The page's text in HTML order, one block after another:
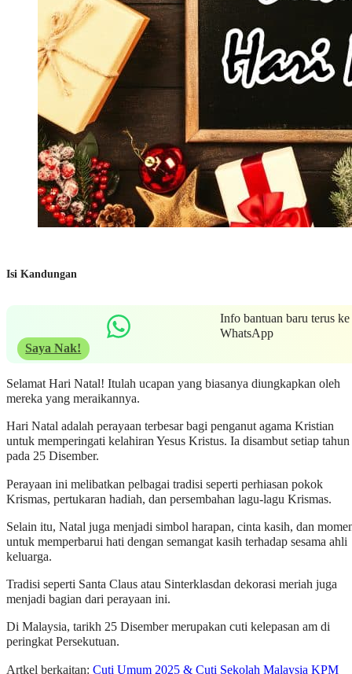
Isi Kandungan
Info bantuan baru terus ke
WhatsApp
Saya Nak!
Selamat Hari Natal! Itulah ucapan yang biasanya diungkapkan oleh
mereka yang meraikannya.
Hari Natal adalah perayaan terbesar bagi penganut agama Kristian
untuk memperingati kelahiran Yesus Kristus. Ia disambut setiap tahun
pada 25 Disember.
Perayaan ini melibatkan pelbagai tradisi seperti perhiasan pokok
Krismas, pertukaran hadiah, dan persembahan lagu-lagu Krismas.
Selain itu, Natal juga menjadi simbol harapan, cinta kasih, dan
untuk memperbarui hati dengan semangat kasih terhadap sesama ahli
keluarga.
Tradisi seperti Santa Claus atau Sinterklasdan dekorasi meriah juga
menjadi bagian dari perayaan ini.
Di Malaysia, tarikh 25 Disember merupakan cuti kelepasan am di
peringkat Persekutuan.
Artkel berkaitan: Cuti Umum 2025 & Cuti Sekolah Malaysia KPM